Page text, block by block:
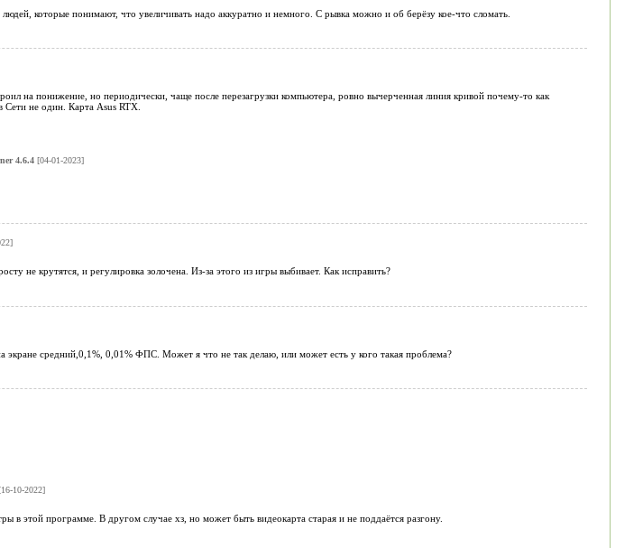
которые понимают, что увеличивать надо аккуратно и немного. С рывка можно и об берёзу кое-что сломать.
на понижение, но периодически, чаще после перезагрузки компьютера, ровно вычерченная линия кривой почему-то как
Сети не один. Карта Asus RTX.
4.6.4[04-01-2023]
не крутятся, и регулировка золочена. Из-за этого из игры выбивает. Как исправить?
экране средний,0,1%, 0,01% ФПС. Может я что не так делаю, или может есть у кого такая проблема?
10-2022]
в этой программе. В другом случае хз, но может быть видеокарта старая и не поддаётся разгону.